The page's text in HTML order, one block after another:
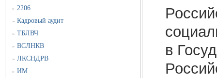
» 2206
» Кадровый аудит
» ТБЛВЧ
» ВСЛНКВ
» ЛКСНДРВ
» ИМ
в